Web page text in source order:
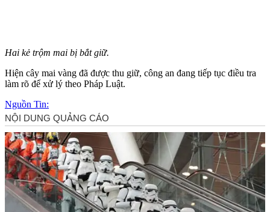
Hai kẻ trộm mai bị bắt giữ.
Hiện cây mai vàng đã được thu giữ, công an đang tiếp tục điều tra
làm rõ để xử lý theo Pháp Luật.
Nguồn Tin: